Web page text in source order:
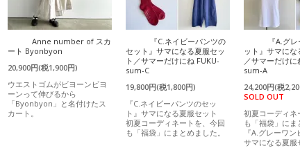
Anne number of スカ
ート Byonbyon
20,900円(税1,900円)
ウエストゴムがビヨーンビヨ
ーンって伸びるから
「Byonbyon」と名付けたス
カート。
『C.ネイビーパンツの
セット』サマになる夏服セッ
ト／サマーだけにね FUKU-
sum-C
19,800円(税1,800円)
『C.ネイビーパンツのセッ
ト』サマになる夏服セット
初夏コーディネートを、今回
も「福袋」にまとめました。
『A.グ
ット』サマにな
／サマーだけに
sum-A
24,200円(税
SOLD OUT
初夏コーディネ
も「福袋」にま
『A.グレーワン
サマになる夏服